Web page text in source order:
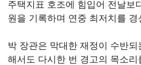
주택지표 호조에 힘입어 전날보
원을 기록하며 연중 최저치를 경
박 장관은 막대한 재정이 수반되
해서도 다시한 번 경고의 목소리